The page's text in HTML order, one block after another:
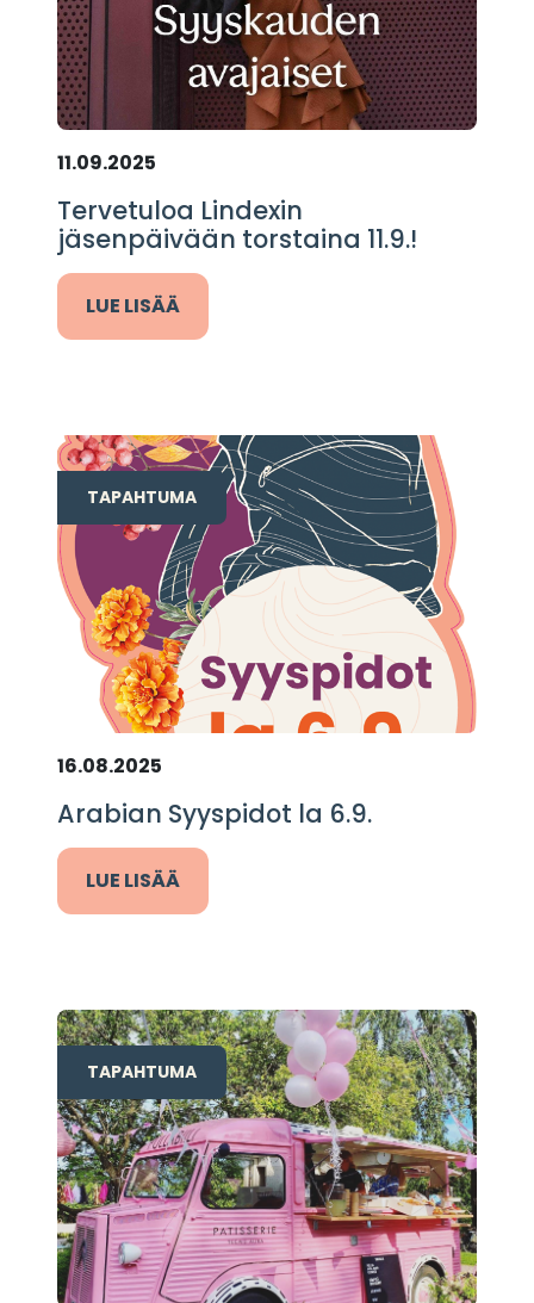
11.09.2025
Tervetuloa Lindexin
jäsenpäivään torstaina 11.9.!
LUE LISÄÄ
TAPAHTUMA
16.08.2025
Arabian Syyspidot la 6.9.
LUE LISÄÄ
TAPAHTUMA